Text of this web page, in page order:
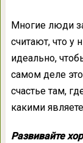
Многие люди
считают, что у
идеально,
самом деле
счастье там,
какими
Развивайте